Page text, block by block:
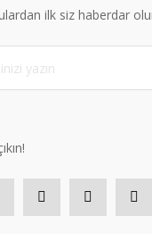
ilk siz haberdar